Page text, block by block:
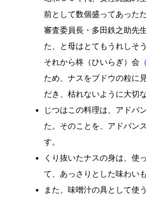
前として数個盛ってあった
審査委員長・多田鉄之助先
た、と母はとてもうれしそ
それから柊（ひいらぎ）会
ため、ナスをブドウの粒に
だき、枯れないように大切
じつはこの料理は、アドバ
た。そのことを、アドバン
す。
くり抜いたナスの身は、使
て、あっさりとした味わい
また、味噌汁の具として使